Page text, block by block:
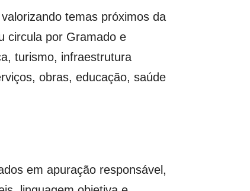
temas próximos da
circula por Gramado e
turismo, infraestrutura
obras, educação, saúde
em apuração responsável,